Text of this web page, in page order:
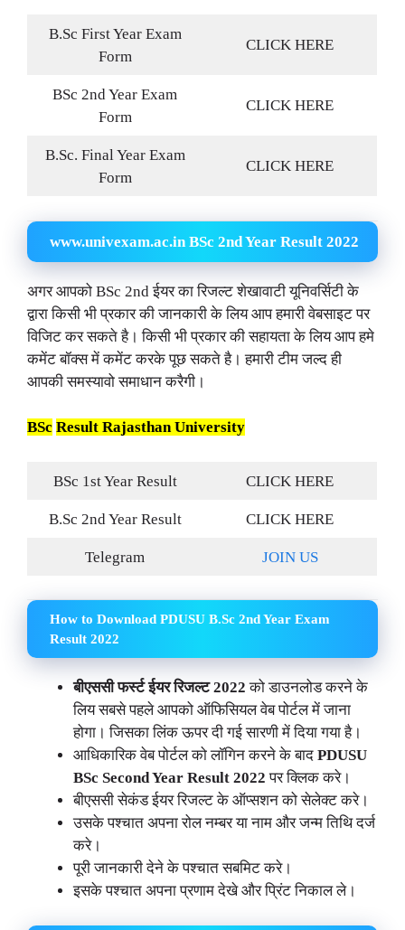
B.Sc First Year Exam
Form
CLICK HERE
BSc 2nd Year Exam
Form
CLICK HERE
B.Sc. Final Year Exam
Form
CLICK HERE
www.univexam.ac.in BSc 2nd Year Result 2022
अगर आपको BSc 2nd ईयर का रिजल्ट शेखावाटी यूनिवर्सिटी के
द्वारा किसी भी प्रकार की जानकारी के लिय आप हमारी वेबसाइट पर
विजिट कर सकते है। किसी भी प्रकार की सहायता के लिय आप हमे
कमेंट बॉक्स में कमेंट करके पूछ सकते है। हमारी टीम जल्द ही
आपकी समस्यावो समाधान करैगी।
BSc Result Rajasthan University
BSc 1st Year Result CLICK HERE
B.Sc 2nd Year Result CLICK HERE
Telegram JOIN US
How to Download PDUSU B.Sc 2nd Year Exam
Result 2022
बीएससी फर्स्ट ईयर रिजल्ट 2022को डाउनलोड करने के
लिय सबसे पहले आपको ऑफिसियल वेब पोर्टल में जाना
होगा। जिसका लिंक ऊपर दी गई सारणी में दिया गया है।
आधिकारिक वेब पोर्टल को लॉगिन करने के बाद PDUSU
BSc Second Year Result 2022पर क्लिक करे।
बीएससी सेकंड ईयर रिजल्ट के ऑप्सशन को सेलेक्ट करे।
उसके पश्चात अपना रोल नम्बर या नाम और जन्म तिथि दर्ज
करे।
पूरी जानकारी देने के पश्चात सबमिट करे।
इसके पश्चात अपना प्रणाम देखे और प्रिंट निकाल ले।